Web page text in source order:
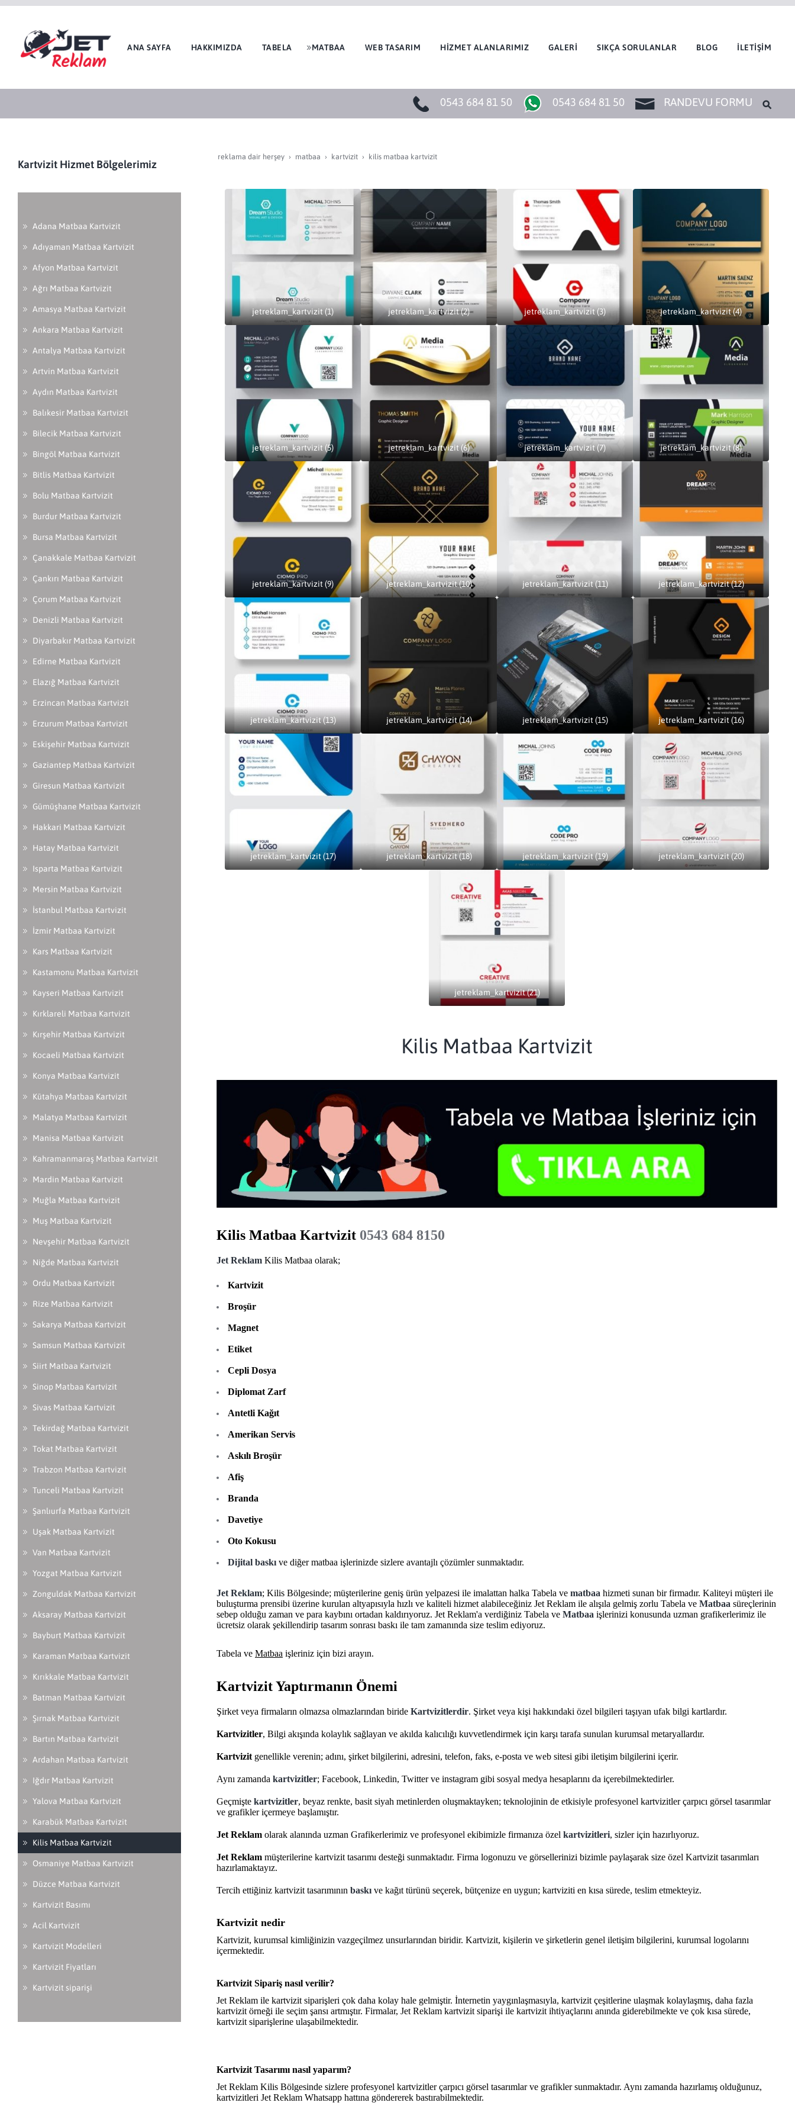
ANA SAYFA HAKKIMIZDA TABELA MATBAA WEB TASARIM HİZMET ALANLARIMIZ GALERİ SIKÇA SORULANLAR BLOG İLETİŞİM
0543 684 81 50 0543 684 81 50 RANDEVU FORMU
reklama dair herşey matbaa kartvi̇zi̇t kilis matbaa kartvizit
jetreklam_kartvizit (1) jetreklam_kartvizit (2) jetreklam_kartvizit (3) jetreklam_kartvizit (4)
jetreklam_kartvizit (5) jetreklam_kartvizit (6) jetreklam_kartvizit (7) jetreklam_kartvizit (8)
jetreklam_kartvizit (9) jetreklam_kartvizit (10) jetreklam_kartvizit (11) jetreklam_kartvizit (12)
jetreklam_kartvizit (13) jetreklam_kartvizit (14) jetreklam_kartvizit (15) jetreklam_kartvizit (16)
jetreklam_kartvizit (17) jetreklam_kartvizit (18) jetreklam_kartvizit (19) jetreklam_kartvizit (20)
jetreklam_kartvizit (21)
Kilis Matbaa Kartvizit
Kilis Matbaa Kartvizit 0543 684 8150
Jet Reklam Kilis Matbaa olarak;
Kartvizit
Broşür
Magnet
Etiket
Cepli Dosya
Diplomat Zarf
Antetli Kağıt
Amerikan Servis
Askılı Broşür
Afiş
Branda
Davetiye
Oto Kokusu
Dijital baskı ve diğer matbaa işlerinizde sizlere avantajlı çözümler sunmaktadır.
Jet Reklam; Kilis Bölgesinde; müşterilerine geniş ürün yelpazesi ile imalattan halka Tabela ve matbaa hizmeti sunan bir firmadır. Kaliteyi müşteri ile
buluşturma prensibi üzerine kurulan altyapısıyla hızlı ve kaliteli hizmet alabileceğiniz Jet Reklam ile alışıla gelmiş zorlu Tabela ve Matbaa süreçlerinin
sebep olduğu zaman ve para kaybını ortadan kaldırıyoruz. Jet Reklam'a verdiğiniz Tabela ve Matbaa işlerinizi konusunda uzman grafikerlerimiz ile
ücretsiz olarak şekillendirip tasarım sonrası baskı ile tam zamanında size teslim ediyoruz.
Tabela ve Matbaa işleriniz için bizi arayın.
Kartvizit Yaptırmanın Önemi
Şirket veya firmaların olmazsa olmazlarından biride Kartvizitlerdir. Şirket veya kişi hakkındaki özel bilgileri taşıyan ufak bilgi kartlardır.
Kartvizitler, Bilgi akışında kolaylık sağlayan ve akılda kalıcılığı kuvvetlendirmek için karşı tarafa sunulan kurumsal metaryallardır.
Kartvizit genellikle verenin; adını, şirket bilgilerini, adresini, telefon, faks, e-posta ve web sitesi gibi iletişim bilgilerini içerir.
Aynı zamanda kartvizitler; Facebook, Linkedin, Twitter ve instagram gibi sosyal medya hesaplarını da içerebilmektedirler.
Geçmişte kartvizitler, beyaz renkte, basit siyah metinlerden oluşmaktayken; teknolojinin de etkisiyle profesyonel kartvizitler çarpıcı görsel tasarımlar
ve grafikler içermeye başlamıştır.
Jet Reklam olarak alanında uzman Grafikerlerimiz ve profesyonel ekibimizle firmanıza özel kartvizitleri, sizler için hazırlıyoruz.
Jet Reklam müşterilerine kartvizit tasarımı desteği sunmaktadır. Firma logonuzu ve görsellerinizi bizimle paylaşarak size özel Kartvizit tasarımları
hazırlamaktayız.
Tercih ettiğiniz kartvizit tasarımının baskı ve kağıt türünü seçerek, bütçenize en uygun; kartviziti en kısa sürede, teslim etmekteyiz.
Kartvizit nedir
Kartvizit, kurumsal kimliğinizin vazgeçilmez unsurlarından biridir. Kartvizit, kişilerin ve şirketlerin genel iletişim bilgilerini, kurumsal logolarını
içermektedir.
Kartvizit Sipariş nasıl verilir?
Jet Reklam ile kartvizit siparişleri çok daha kolay hale gelmiştir. İnternetin yaygınlaşmasıyla, kartvizit çeşitlerine ulaşmak kolaylaşmış, daha fazla
kartvizit örneği ile seçim şansı artmıştır. Firmalar, Jet Reklam kartvizit siparişi ile kartvizit ihtiyaçlarını anında giderebilmekte ve çok kısa sürede,
kartvizit siparişlerine ulaşabilmektedir.
Kartvizit Tasarımı nasıl yaparım?
Jet Reklam Kilis Bölgesinde sizlere profesyonel kartvizitler çarpıcı görsel tasarımlar ve grafikler sunmaktadır. Aynı zamanda hazırlamış olduğunuz,
kartvizitleri Jet Reklam Whatsapp hattına göndererek bastırabilmektedir.
Kartvizit Hizmet Bölgelerimiz
Adana Matbaa Kartvizit
Adıyaman Matbaa Kartvizit
Afyon Matbaa Kartvizit
Ağrı Matbaa Kartvizit
Amasya Matbaa Kartvizit
Ankara Matbaa Kartvizit
Antalya Matbaa Kartvizit
Artvin Matbaa Kartvizit
Aydın Matbaa Kartvizit
Balıkesir Matbaa Kartvizit
Bilecik Matbaa Kartvizit
Bingöl Matbaa Kartvizit
Bitlis Matbaa Kartvizit
Bolu Matbaa Kartvizit
Burdur Matbaa Kartvizit
Bursa Matbaa Kartvizit
Çanakkale Matbaa Kartvizit
Çankırı Matbaa Kartvizit
Çorum Matbaa Kartvizit
Denizli Matbaa Kartvizit
Diyarbakır Matbaa Kartvizit
Edirne Matbaa Kartvizit
Elazığ Matbaa Kartvizit
Erzincan Matbaa Kartvizit
Erzurum Matbaa Kartvizit
Eskişehir Matbaa Kartvizit
Gaziantep Matbaa Kartvizit
Giresun Matbaa Kartvizit
Gümüşhane Matbaa Kartvizit
Hakkari Matbaa Kartvizit
Hatay Matbaa Kartvizit
Isparta Matbaa Kartvizit
Mersin Matbaa Kartvizit
İstanbul Matbaa Kartvizit
İzmir Matbaa Kartvizit
Kars Matbaa Kartvizit
Kastamonu Matbaa Kartvizit
Kayseri Matbaa Kartvizit
Kırklareli Matbaa Kartvizit
Kırşehir Matbaa Kartvizit
Kocaeli Matbaa Kartvizit
Konya Matbaa Kartvizit
Kütahya Matbaa Kartvizit
Malatya Matbaa Kartvizit
Manisa Matbaa Kartvizit
Kahramanmaraş Matbaa Kartvizit
Mardin Matbaa Kartvizit
Muğla Matbaa Kartvizit
Muş Matbaa Kartvizit
Nevşehir Matbaa Kartvizit
Niğde Matbaa Kartvizit
Ordu Matbaa Kartvizit
Rize Matbaa Kartvizit
Sakarya Matbaa Kartvizit
Samsun Matbaa Kartvizit
Siirt Matbaa Kartvizit
Sinop Matbaa Kartvizit
Sivas Matbaa Kartvizit
Tekirdağ Matbaa Kartvizit
Tokat Matbaa Kartvizit
Trabzon Matbaa Kartvizit
Tunceli Matbaa Kartvizit
Şanlıurfa Matbaa Kartvizit
Uşak Matbaa Kartvizit
Van Matbaa Kartvizit
Yozgat Matbaa Kartvizit
Zonguldak Matbaa Kartvizit
Aksaray Matbaa Kartvizit
Bayburt Matbaa Kartvizit
Karaman Matbaa Kartvizit
Kırıkkale Matbaa Kartvizit
Batman Matbaa Kartvizit
Şırnak Matbaa Kartvizit
Bartın Matbaa Kartvizit
Ardahan Matbaa Kartvizit
Iğdır Matbaa Kartvizit
Yalova Matbaa Kartvizit
Karabük Matbaa Kartvizit
Kilis Matbaa Kartvizit
Osmaniye Matbaa Kartvizit
Düzce Matbaa Kartvizit
Kartvizit Basımı
Acil Kartvizit
Kartvizit Modelleri
Kartvizit Fiyatları
Kartvizit siparişi